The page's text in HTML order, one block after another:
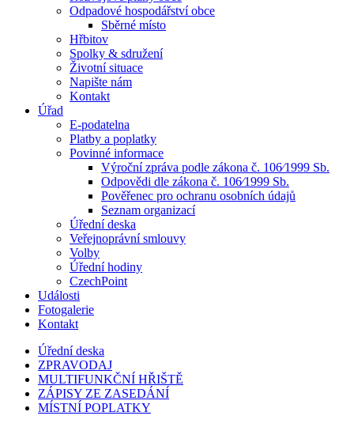
Odpadové hospodářství obce
Sběrné místo
Hřbitov
Spolky & sdružení
Životní situace
Napište nám
Kontakt
Úřad
E-podatelna
Platby a poplatky
Povinné informace
Výroční zpráva podle zákona č. 106⁄1999 Sb.
Odpovědi dle zákona č. 106⁄1999 Sb.
Pověřenec pro ochranu osobních údajů
Seznam organizací
Úřední deska
Veřejnoprávní smlouvy
Volby
Úřední hodiny
CzechPoint
Události
Fotogalerie
Kontakt
Úřední deska
ZPRAVODAJ
MULTIFUNKČNÍ HŘIŠTĚ
ZÁPISY ZE ZASEDÁNÍ
MÍSTNÍ POPLATKY